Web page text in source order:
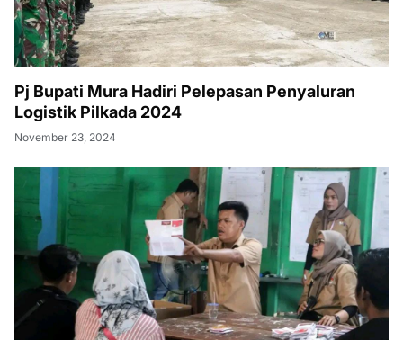
Pj Bupati Mura Hadiri Pelepasan Penyaluran
Logistik Pilkada 2024
November 23, 2024